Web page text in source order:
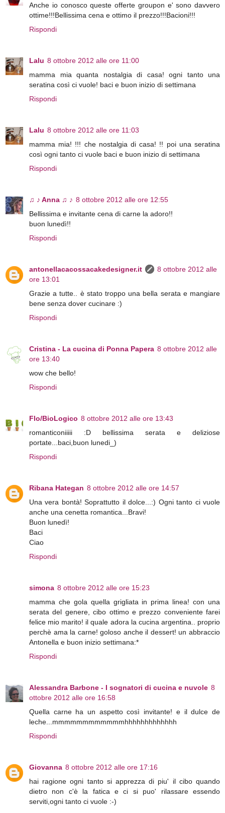
Anche io conosco queste offerte groupon e' sono davvero
ottime!!!Bellissima cena e ottimo il prezzo!!!Bacioni!!!
Rispondi
Lalu 8 ottobre 2012 alle ore 11:00
mamma mia quanta nostalgia di casa! ogni tanto una
seratina così ci vuole! baci e buon inizio di settimana
Rispondi
Lalu 8 ottobre 2012 alle ore 11:03
mamma mia! !!! che nostalgia di casa! !! poi una seratina
così ogni tanto ci vuole baci e buon inizio di settimana
Rispondi
♫ ♪ Anna ♫ ♪ 8 ottobre 2012 alle ore 12:55
Bellissima e invitante cena di carne la adoro!!
buon lunedì!!
Rispondi
antonellacacossacakedesigner.it
8 ottobre 2012 alle
ore 13:01
Grazie a tutte.. è stato troppo una bella serata e mangiare
bene senza dover cucinare :)
Rispondi
Cristina - La cucina di Ponna Papera 8 ottobre 2012 alle
ore 13:40
wow che bello!
Rispondi
Flo/BioLogico 8 ottobre 2012 alle ore 13:43
romanticoniiiii :D bellissima serata e deliziose
portate...baci,buon lunedi_)
Rispondi
Ribana Hategan 8 ottobre 2012 alle ore 14:57
Una vera bontà! Soprattutto il dolce...:) Ogni tanto ci vuole
anche una cenetta romantica...Bravi!
Buon lunedì!
Baci
Ciao
Rispondi
simona 8 ottobre 2012 alle ore 15:23
mamma che gola quella grigliata in prima linea! con una
serata del genere, cibo ottimo e prezzo conveniente farei
felice mio marito! il quale adora la cucina argentina.. proprio
perchè ama la carne! goloso anche il dessert! un abbraccio
Antonella e buon inizio settimana:*
Rispondi
Alessandra Barbone - I sognatori di cucina e nuvole 8
ottobre 2012 alle ore 16:58
Quella carne ha un aspetto così invitante! e il dulce de
leche...mmmmmmmmmmmmhhhhhhhhhhhhh
Rispondi
Giovanna 8 ottobre 2012 alle ore 17:16
hai ragione ogni tanto si apprezza di piu' il cibo quando
dietro non c'è la fatica e ci si puo' rilassare essendo
serviti,ogni tanto ci vuole :-)